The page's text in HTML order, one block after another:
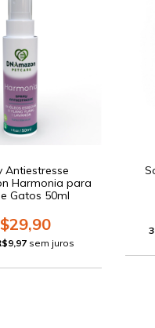
Antiestresse
Harmonia para
Gatos 50ml
sem juros
3